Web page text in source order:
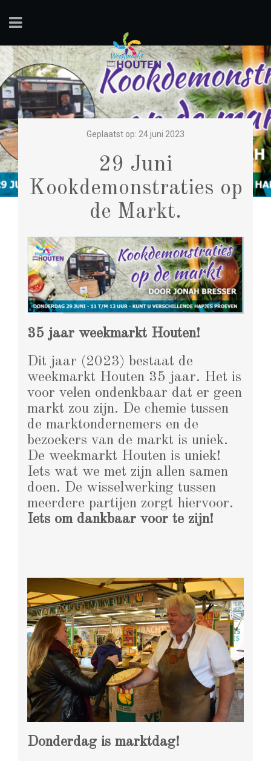
Geplaatst op: 24 juni 2023
29 Juni
Kookdemonstraties op
de Markt.
35 jaar weekmarkt Houten!
Dit jaar (2023) bestaat de
weekmarkt Houten 35 jaar. Het is
voor velen ondenkbaar dat er geen
markt zou zijn. De chemie tussen
de marktondernemers en de
bezoekers van de markt is uniek.
De weekmarkt Houten is uniek!
Iets wat we met zijn allen samen
doen. De wisselwerking tussen
meerdere partijen zorgt hiervoor.
Iets om dankbaar voor te zijn!
Donderdag is marktdag!